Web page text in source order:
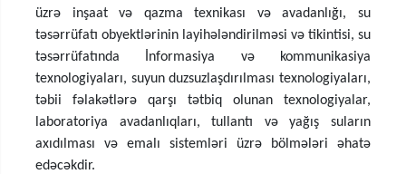
üzrə inşaat və qazma texnikası və avadanlığı, su
təsərrüfatı obyektlərinin layihələndirilməsi və tikintisi, su
təsərrüfatında İnformasiya və kommunikasiya
texnologiyaları, suyun duzsuzlaşdırılması texnologiyaları,
təbii fəlakətlərə qarşı tətbiq olunan texnologiyalar,
laboratoriya avadanlıqları, tullantı və yağış suların
axıdılması və emalı sistemləri üzrə bölmələri əhatə
edəcəkdir.